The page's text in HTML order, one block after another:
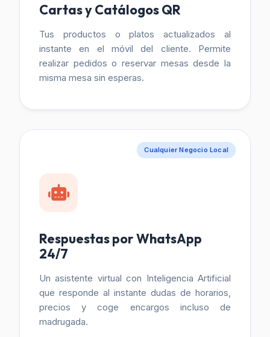
Cartas y Catálogos QR
Tus productos o platos actualizados al
instante en el móvil del cliente. Permite
realizar pedidos o reservar mesas desde la
misma mesa sin esperas.
Cualquier Negocio Local
Respuestas por WhatsApp
24/7
Un asistente virtual con Inteligencia Artificial
que responde al instante dudas de horarios,
precios y coge encargos incluso de
madrugada.